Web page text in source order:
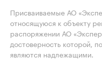
Присваиваемые АО
относящуюся к объекту
распоряжении АО
достоверность которой,
являются надлежащими.